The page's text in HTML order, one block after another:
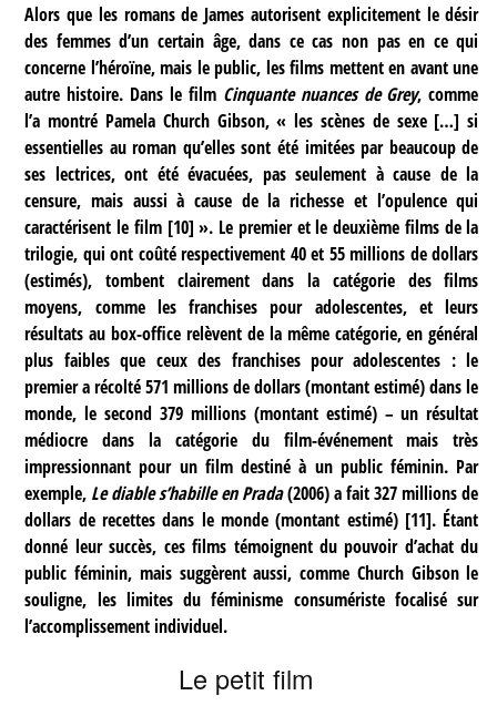
Alors que les romans de James autorisent explicitement le désir
des femmes d’un certain âge, dans ce cas non pas en ce qui
concerne l’héroïne, mais le public, les films mettent en avant une
autre histoire. Dans le film Cinquante nuances de Grey, comme
l’a montré Pamela Church Gibson, « les scènes de sexe […] si
essentielles au roman qu’elles sont été imitées par beaucoup de
ses lectrices, ont été évacuées, pas seulement à cause de la
censure, mais aussi à cause de la richesse et l’opulence qui
caractérisent le film[10] ». Le premier et le deuxième films de la
trilogie, qui ont coûté respectivement 40 et 55 millions de dollars
(estimés), tombent clairement dans la catégorie des films
moyens, comme les franchises pour adolescentes, et leurs
résultats au box-office relèvent de la même catégorie, en général
plus faibles que ceux des franchises pour adolescentes : le
premier a récolté 571 millions de dollars (montant estimé) dans le
monde, le second 379 millions (montant estimé) – un résultat
médiocre dans la catégorie du film-événement mais très
impressionnant pour un film destiné à un public féminin. Par
exemple, Le diable s’habille en Prada(2006) a fait 327 millions de
dollars de recettes dans le monde (montant estimé)[11]. Étant
donné leur succès, ces films témoignent du pouvoir d’achat du
public féminin, mais suggèrent aussi, comme Church Gibson le
souligne, les limites du féminisme consumériste focalisé sur
l’accomplissement individuel.
Le petit film